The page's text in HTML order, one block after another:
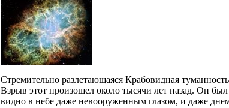
Стремительно разлетающаяся Крабовидная
Взрыв этот произошел около тысячи лет назад. Он
видно в небе даже невооруженным глазом, и даже